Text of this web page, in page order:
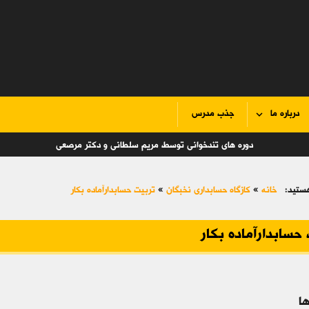
درباره ما جذب مدرس
دوره های تندخوانی توسط مریم سلطانی و دکتر مرصعی
خانه » کازگاه حسابداری نخبگان » تربیت حسابدارآماده بکار
حسابدارآماده بکار